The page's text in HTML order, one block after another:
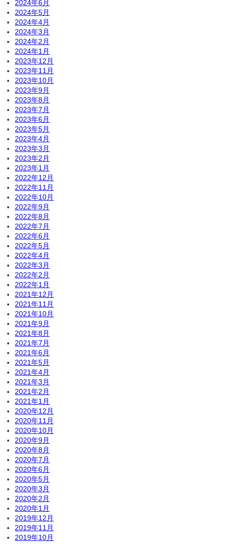
2024年6月
2024年5月
2024年4月
2024年3月
2024年2月
2024年1月
2023年12月
2023年11月
2023年10月
2023年9月
2023年8月
2023年7月
2023年6月
2023年5月
2023年4月
2023年3月
2023年2月
2023年1月
2022年12月
2022年11月
2022年10月
2022年9月
2022年8月
2022年7月
2022年6月
2022年5月
2022年4月
2022年3月
2022年2月
2022年1月
2021年12月
2021年11月
2021年10月
2021年9月
2021年8月
2021年7月
2021年6月
2021年5月
2021年4月
2021年3月
2021年2月
2021年1月
2020年12月
2020年11月
2020年10月
2020年9月
2020年8月
2020年7月
2020年6月
2020年5月
2020年3月
2020年2月
2020年1月
2019年12月
2019年11月
2019年10月